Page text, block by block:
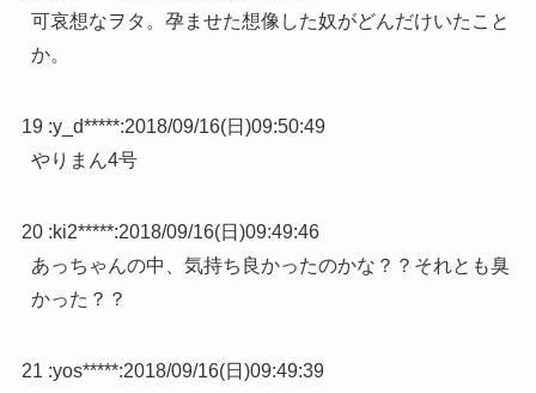
可哀想なヲタ。孕ませた想像した奴がどんだけいたこと
か。
19 :y_d*****:2018/09/16(日)09:50:49
やりまん4号
20 :ki2*****:2018/09/16(日)09:49:46
あっちゃんの中、気持ち良かったのかな？？それとも臭
かった？？
21 :yos*****:2018/09/16(日)09:49:39